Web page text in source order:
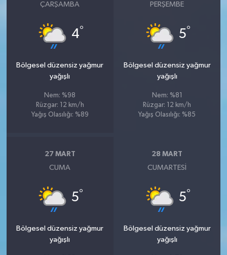
ÇARŞAMBA
4°
Bölgesel düzensiz yağmur
yağışlı
Nem: %98
Rüzgar: 12 km/h
Yağış Olasılığı: %89
PERŞEMBE
5°
Bölgesel düzensiz yağmur
yağışlı
Nem: %81
Rüzgar: 12 km/h
Yağış Olasılığı: %85
27 MART
CUMA
5°
Bölgesel düzensiz yağmur
yağışlı
28 MART
CUMARTESI
5°
Bölgesel düzensiz yağmur
yağışlı